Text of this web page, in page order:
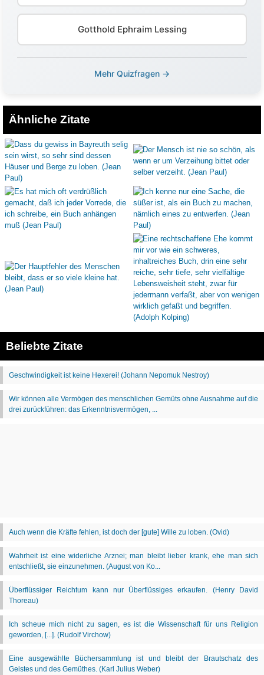
Gotthold Ephraim Lessing
Mehr Quizfragen →
Ähnliche Zitate
Beliebte Zitate